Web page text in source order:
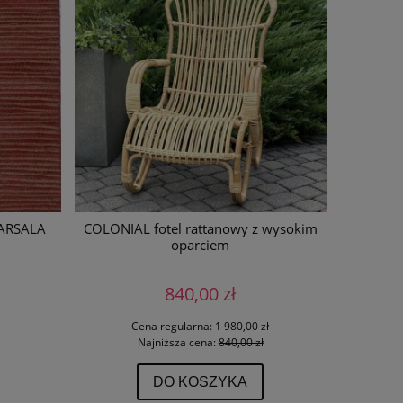
COLONIAL fotel rattanowy z wysokim
oparciem
840,00 zł
Cena regularna: 1 980,00 zł
Najniższa cena:840,00 zł
DO KOSZYKA